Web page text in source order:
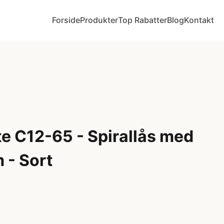
ForsideProdukterTop RabatterBlogKontakt
C12-65 - Spirallås med
- Sort